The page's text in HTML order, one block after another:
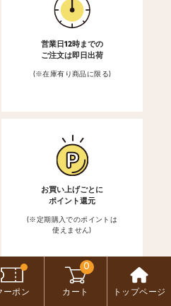
営業日12時までの
ご注文は即日出荷
(※在庫有り商品に限る)
お買い上げごとに
ポイント還元
(※定期購入でのポイントは
使えません)
ついて
ーポン
0
カート トップページ